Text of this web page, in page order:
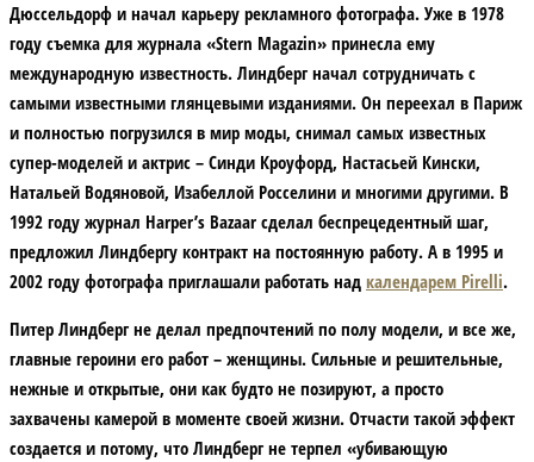
Дюссельдорф и начал карьеру рекламного фотографа. Уже в 1978
году съемка для журнала «Stern Magazin» принесла ему
международную известность. Линдберг начал сотрудничать с
самыми известными глянцевыми изданиями. Он переехал в Париж
и полностью погрузился в мир моды, снимал самых известных
супер-моделей и актрис – Синди Кроуфорд, Настасьей Кински,
Натальей Водяновой, Изабеллой Росселини и многими другими. В
1992 году журнал Harper’s Bazaar сделал беспрецедентный шаг,
предложил Линдбергу контракт на постоянную работу. А в 1995 и
2002 году фотографа приглашали работать над календарем Pirelli.
Питер Линдберг не делал предпочтений по полу модели, и все же,
главные героини его работ – женщины. Сильные и решительные,
нежные и открытые, они как будто не позируют, а просто
захвачены камерой в моменте своей жизни. Отчасти такой эффект
создается и потому, что Линдберг не терпел «убивающую